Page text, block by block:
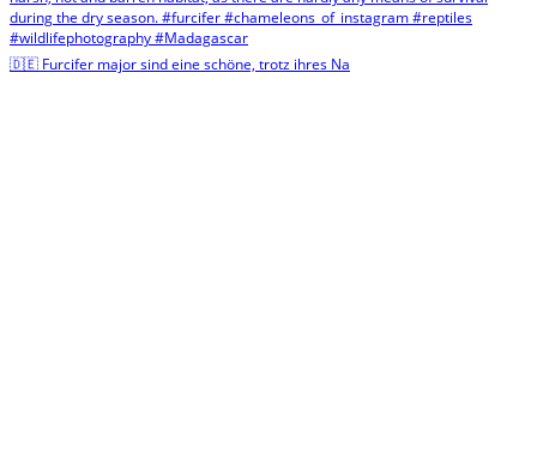
🇩🇪 Furcifer major sind eine schöne, trotz ihres Na